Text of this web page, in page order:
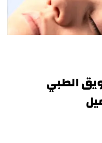
الطبي